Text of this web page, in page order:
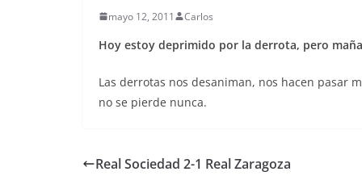
mayo 12, 2011 Carlos
Hoy estoy deprimido por la derrota, pero
Las derrotas nos desaniman, nos hacen pasar
no se pierde nunca.
Real Sociedad 2-1 Real Zaragoza